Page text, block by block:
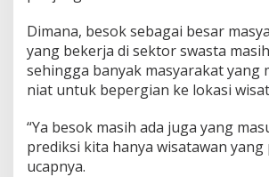
Dimana, besok sebagai besar
yang bekerja di sektor swasta
sehingga banyak masyarakat yang
niat untuk bepergian ke lokasi
“Ya besok masih ada juga yang
prediksi kita hanya wisatawan yang
ucapnya.